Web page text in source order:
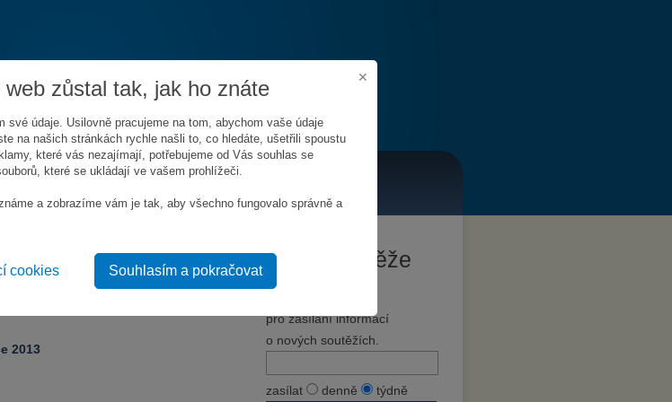
Hlídat soutěže
pro zasílání informací
o nových soutěžích.
zasílat denně týdně
a pivních lázních
s
2013
zůstal tak, jak ho znáte
své údaje. Usilovně pracujeme na tom, abychom vaše údaje
na našich stránkách rychle našli to, co hledáte, ušetřili spoustu
které vás nezajímají, potřebujeme od Vás souhlas se
které se ukládají ve vašem prohlížeči.
a zobrazíme vám je tak, aby všechno fungovalo správně a
cookies Souhlasím a pokračovat